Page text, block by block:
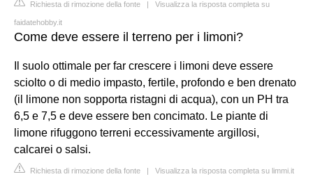
Richiesta di rimozione della fonte | Visualizza la risposta completa su
faidatehobby.it
Come deve essere il terreno per i limoni?
Il suolo ottimale per far crescere i limoni deve essere
sciolto o di medio impasto, fertile, profondo e ben drenato
(il limone non sopporta ristagni di acqua), con un PH tra
6,5 e 7,5 e deve essere ben concimato. Le piante di
limone rifuggono terreni eccessivamente argillosi,
calcarei o salsi.
Richiesta di rimozione della fonte | Visualizza la risposta completa su limmi.it